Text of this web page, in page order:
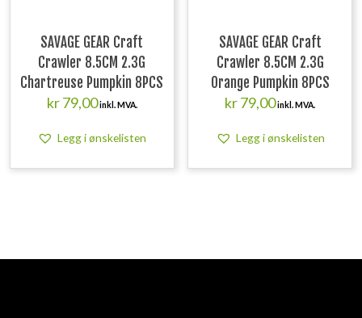
SAVAGE GEAR Craft
Crawler 8.5CM 2.3G
Chartreuse Pumpkin 8PCS
kr79,00inkl. MVA.
Legg i ønskelisten
SAVAGE GEAR Craft
Crawler 8.5CM 2.3G
Orange Pumpkin 8PCS
kr79,00inkl. MVA.
Legg i ønskelisten